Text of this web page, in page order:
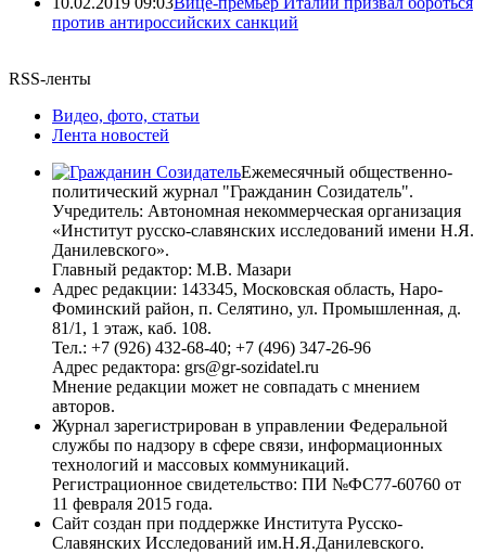
против антироссийских санкций
RSS-ленты
Видео, фото, статьи
Лента новостей
Ежемесячный общественно-
политический журнал "Гражданин Созидатель".
Учредитель: Автономная некоммерческая организация
«Институт русско-славянских исследований имени Н.Я.
Данилевского».
Главный редактор: М.В. Мазари
Адрес редакции: 143345, Московская область, Наро-
Фоминский район, п. Селятино, ул. Промышленная, д.
81/1, 1 этаж, каб. 108.
Тел.: +7 (926) 432-68-40; +7 (496) 347-26-96
Адрес редактора: grs@gr-sozidatel.ru
Мнение редакции может не совпадать с мнением
авторов.
Журнал зарегистрирован в управлении Федеральной
службы по надзору в сфере связи, информационных
технологий и массовых коммуникаций.
Регистрационное свидетельство: ПИ №ФС77-60760 от
11 февраля 2015 года.
Сайт создан при поддержке Института Русско-
Славянских Исследований им.Н.Я.Данилевского.